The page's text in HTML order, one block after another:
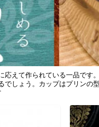
えて作られている一品です
しょう。カップはプリンの